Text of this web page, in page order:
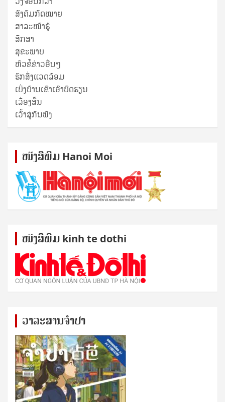
ສັງຄົມກົດໝາຍ
ສາລະໜ້າຮູ້
ສຶກສາ
ສຸ​ຂະ​ພາບ
ຫົວຂໍ້ຂ່າວອື່ນໆ
ຮັກສິ່ງແວດລ້ອມ
ເບິ່ງບ້ານເຂົາເອົາບົດຮຽນ
ເລື່ອງສັ້ນ
ເວົ້າສູ່ກັນຟັງ
ໜັງ​ສື​ພິມ Hanoi Moi
ໜັງ​ສື​ພິມ kinh te dothi
ວາລະສານຈຳປາ